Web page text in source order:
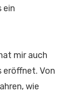
ein
mir auch
eröffnet. Von
wie